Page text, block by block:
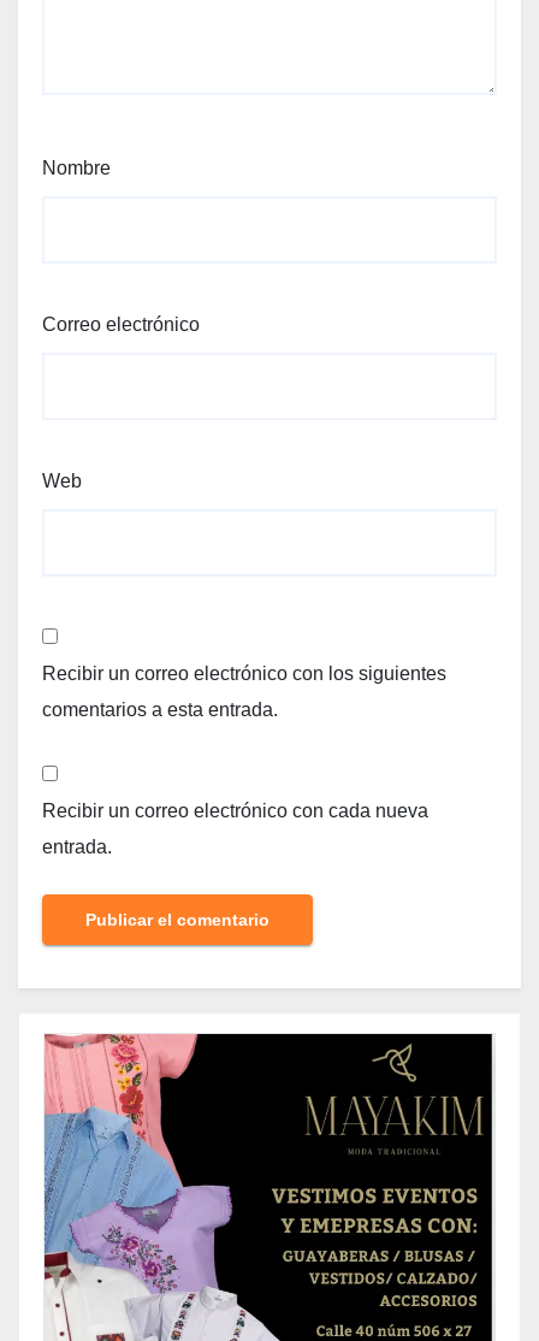
Nombre
Correo electrónico
Web
Recibir un correo electrónico con los siguientes
comentarios a esta entrada.
Recibir un correo electrónico con cada nueva
entrada.